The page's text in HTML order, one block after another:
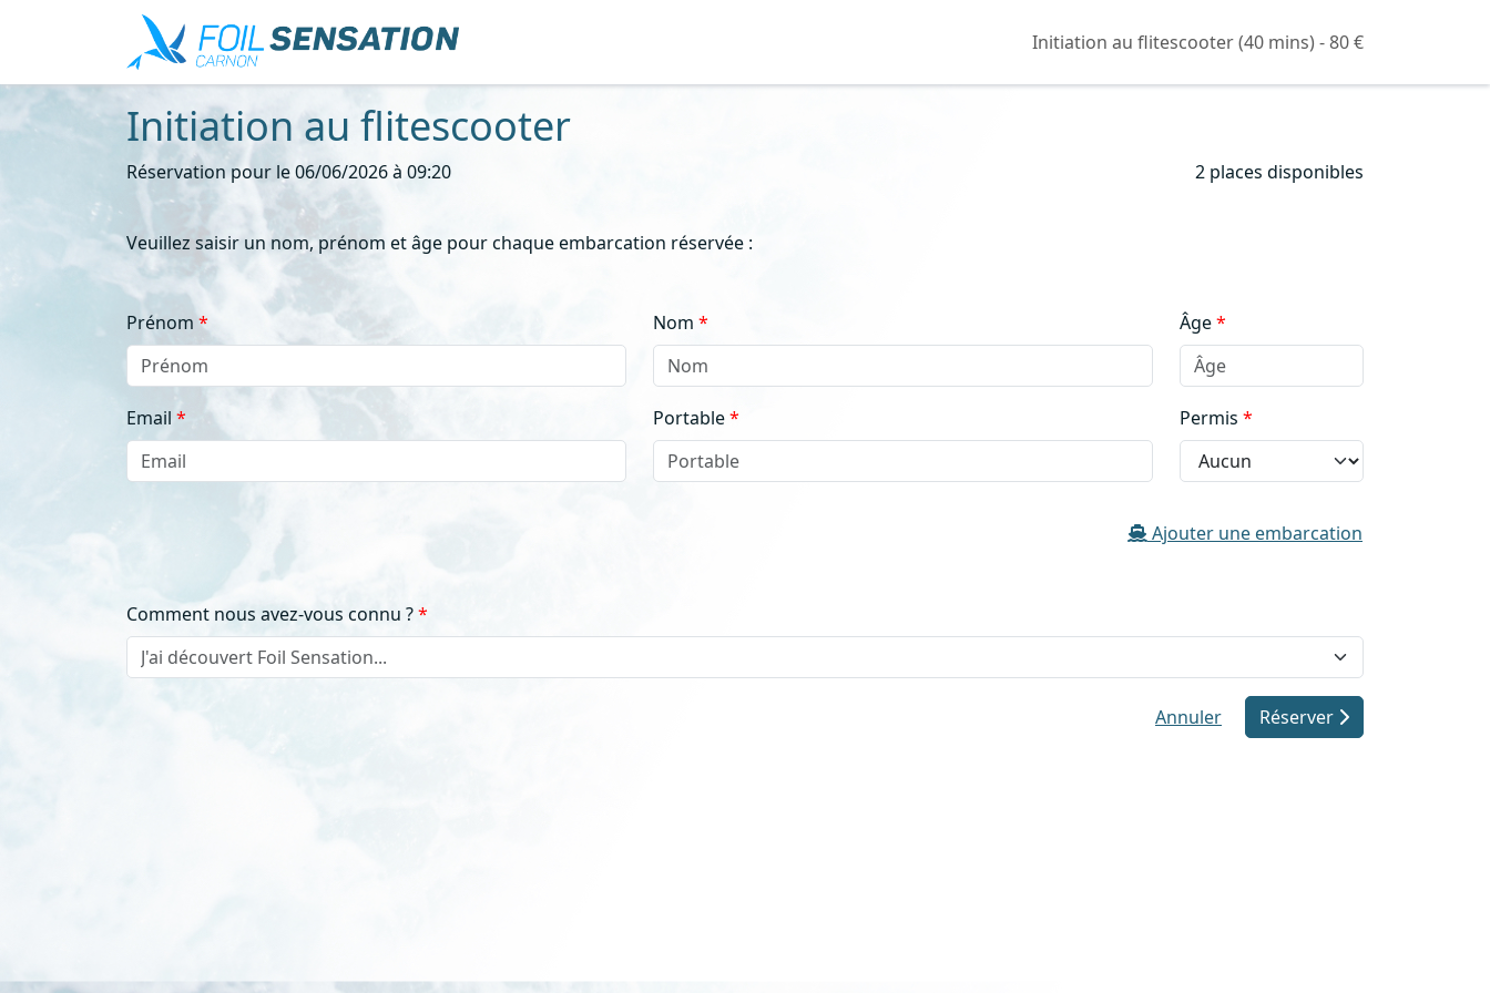
Initiation au flitescooter (40 mins) - 80 €
Initiation au flitescooter
Réservation pour le 06/06/2026 à 09:20 2 places disponibles
Veuillez saisir un nom, prénom et âge pour chaque embarcation réservée :
Prénom Nom Âge
Email Portable Permis
Ajouter une embarcation
Comment nous avez-vous connu ?
J'ai découvert Foil Sensation...
Annuler Réserver